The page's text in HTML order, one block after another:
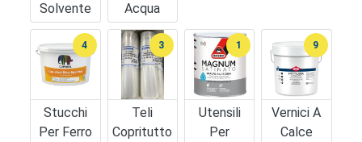
Solvente
Acqua
Stucchi
Per Ferro
4
Teli
Copritutto
3
Utensili
Per
1
Vernici A
Calce
9